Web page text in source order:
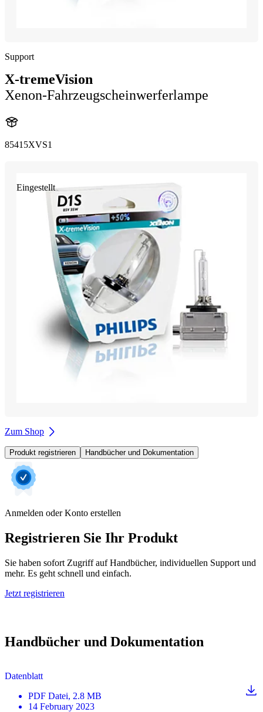
Support
X-tremeVision
Xenon-Fahrzeugscheinwerferlampe
85415XVS1
Eingestellt
Zum Shop
Produkt registrieren Handbücher und Dokumentation
Anmelden oder Konto erstellen
Registrieren Sie Ihr Produkt
Sie haben sofort Zugriff auf Handbücher, individuellen Support und
mehr. Es geht schnell und einfach.
Jetzt registrieren
Handbücher und Dokumentation
Datenblatt
PDF Datei, 2.8 MB
14 February 2023